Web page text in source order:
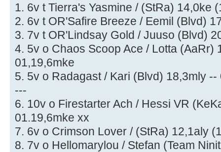
1. 6v t Tierra's Yasmine / (StRa) 14,0ke
2. 6v t OR'Safire Breeze / Eemil (Blvd)
3. 7v t OR'Lindsay Gold / Juuso (Blvd)
4. 5v o Chaos Scoop Ace / Lotta (AaRr)
01,19,6mke
5. 5v o Radagast / Kari (Blvd) 18,3mly --
---
6. 10v o Firestarter Ach / Hessi VR
01.19,6mke xx
7. 6v o Crimson Lover / (StRa) 12,1aly
8. 7v o Hellomarylou / Stefan (Team